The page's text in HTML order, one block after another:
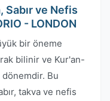
Sabır ve Nefis
- LONDON
bir öneme
bilinir ve Kur'an-
dönemdir. Bu
takva ve nefis